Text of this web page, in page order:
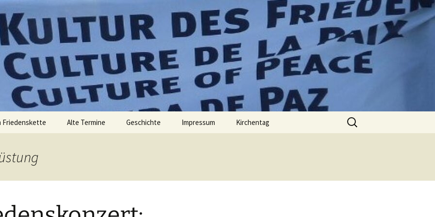
zu verändern. – Bertolt Brecht
Alte Termine Geschichte Impressum Kirchentag
Suchen
nach: